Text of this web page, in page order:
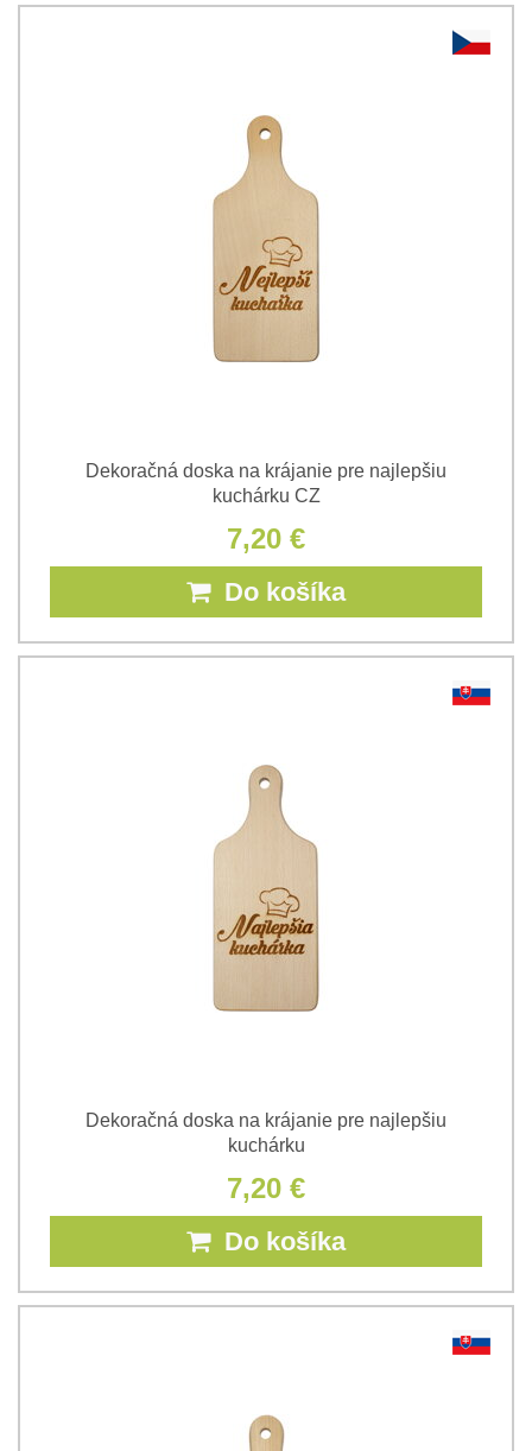
Dekoračná doska na krájanie pre najlepšiu
kuchárku CZ
7,20 €
Do košíka
Dekoračná doska na krájanie pre najlepšiu
kuchárku
7,20 €
Do košíka